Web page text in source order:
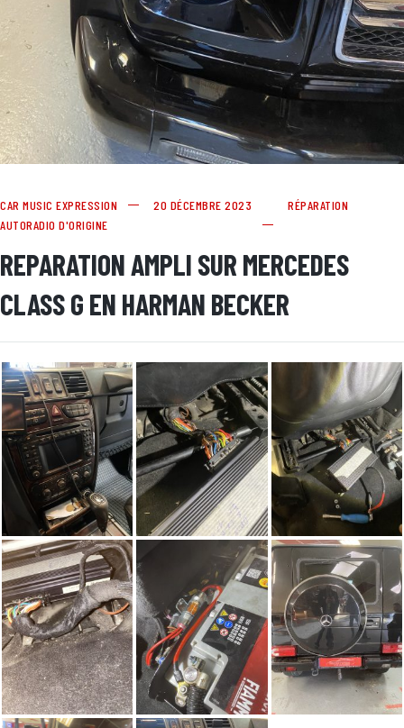
CAR MUSIC EXPRESSION 20 DÉCEMBRE 2023
RÉPARATION
AUTORADIO D'ORIGINE
REPARATION AMPLI SUR MERCEDES
CLASS G EN HARMAN BECKER